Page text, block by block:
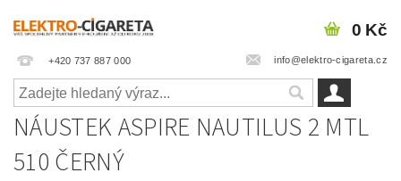
+420 737 887 000 info@elektro-cigareta.cz
0 Kč
NÁUSTEK ASPIRE NAUTILUS 2 MTL
510 ČERNÝ